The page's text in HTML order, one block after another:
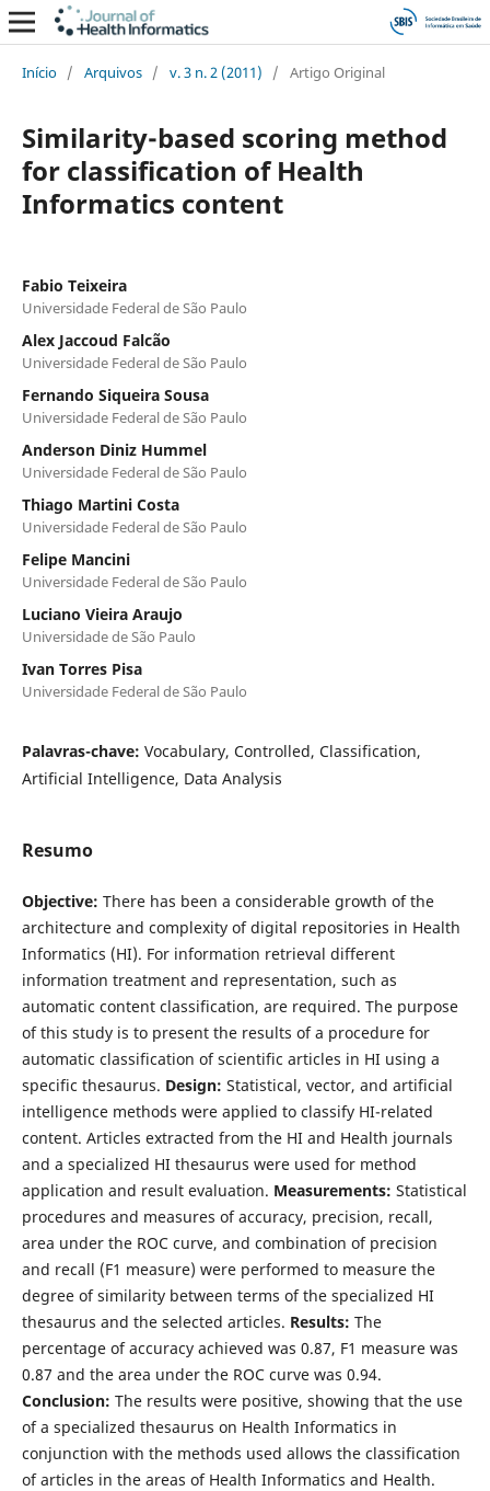
Início / Arquivos / v. 3 n. 2 (2011) / Artigo Original
Similarity-based scoring method
for classification of Health
Informatics content
Fabio Teixeira
Universidade Federal de São Paulo
Alex Jaccoud Falcão
Universidade Federal de São Paulo
Fernando Siqueira Sousa
Universidade Federal de São Paulo
Anderson Diniz Hummel
Universidade Federal de São Paulo
Thiago Martini Costa
Universidade Federal de São Paulo
Felipe Mancini
Universidade Federal de São Paulo
Luciano Vieira Araujo
Universidade de São Paulo
Ivan Torres Pisa
Universidade Federal de São Paulo
Palavras-chave: Vocabulary, Controlled, Classification,
Artificial Intelligence, Data Analysis
Resumo
Objective: There has been a considerable growth of the
architecture and complexity of digital repositories in Health
Informatics (HI). For information retrieval different
information treatment and representation, such as
automatic content classification, are required. The purpose
of this study is to present the results of a procedure for
automatic classification of scientific articles in HI using a
specific thesaurus. Design: Statistical, vector, and artificial
intelligence methods were applied to classify HI-related
content. Articles extracted from the HI and Health journals
and a specialized HI thesaurus were used for method
application and result evaluation. Measurements: Statistical
procedures and measures of accuracy, precision, recall,
area under the ROC curve, and combination of precision
and recall (F1 measure) were performed to measure the
degree of similarity between terms of the specialized HI
thesaurus and the selected articles. Results: The
percentage of accuracy achieved was 0.87, F1 measure was
0.87 and the area under the ROC curve was 0.94.
Conclusion: The results were positive, showing that the use
of a specialized thesaurus on Health Informatics in
conjunction with the methods used allows the classification
of articles in the areas of Health Informatics and Health.